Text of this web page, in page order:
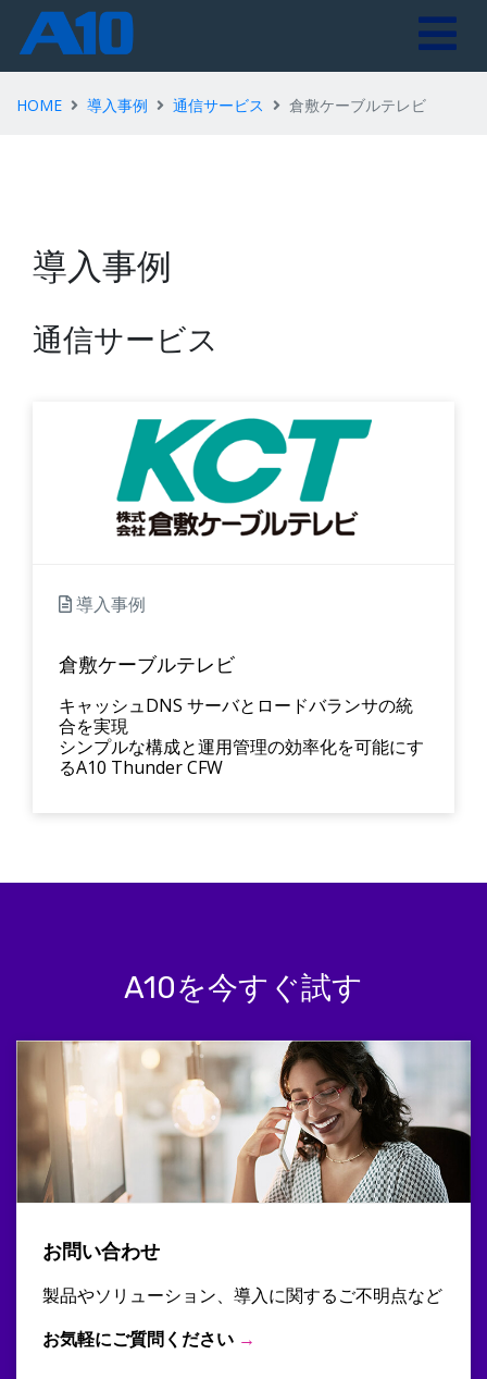
HOME 導入事例 通信サービス 倉敷ケーブルテレビ
導入事例
通信サービス
導入事例
倉敷ケーブルテレビ
キャッシュDNS サーバとロードバランサの統
合を実現
シンプルな構成と運用管理の効率化を可能にす
るA10 Thunder CFW
A10を今すぐ試す
お問い合わせ
製品やソリューション、導入に関するご不明点など
お気軽にご質問ください →